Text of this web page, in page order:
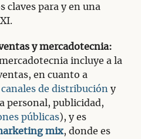
claves para y en una
y mercadotecnia:
incluye a la
en cuanto a
canales de distribución y
personal, publicidad,
públicas), y es
mix, donde es